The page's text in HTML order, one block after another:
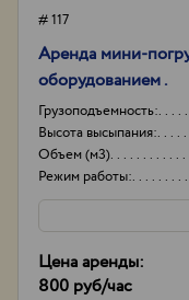
# 117
Аренда мини-
оборудованием .
Грузоподъемность:
Высота высыпания:
Объем (м3)
Режим работы:
Цена аренды:
800 руб/час